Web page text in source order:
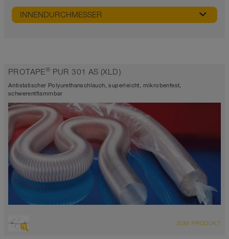
INNENDURCHMESSER
PROTAPE® PUR 301 AS (XLD)
Antistatischer Polyurethanschlauch, superleicht, mikrobenfest,
schwerentflammbar
abriebfester Saugschlauch + Druckschlauch, Mehrzweckschlauch +
ZUM PRODUKT